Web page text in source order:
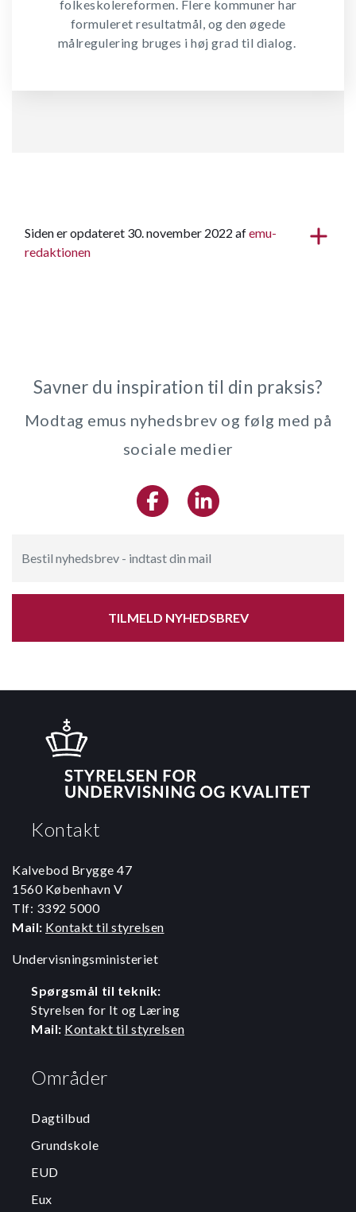
folkeskolereformen. Flere kommuner har
formuleret resultatmål, og den øgede
målregulering bruges i høj grad til dialog.
Siden er opdateret 30. november 2022 afemu-
redaktionen
Savner du inspiration til din praksis?
Modtag emus nyhedsbrev og følg med på
sociale medier
TILMELD NYHEDSBREV
Kontakt
Kalvebod Brygge 47
1560 København V
Tlf: 3392 5000
Mail: Kontakt til styrelsen
Undervisningsministeriet
Spørgsmål til teknik:
Styrelsen for It og Læring
Mail: Kontakt til styrelsen
Områder
Dagtilbud
Grundskole
EUD
Eux